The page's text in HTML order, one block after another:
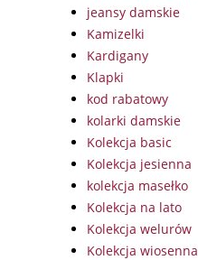
jeansy damskie
Kamizelki
Kardigany
Klapki
kod rabatowy
kolarki damskie
Kolekcja basic
Kolekcja jesienna
kolekcja masełko
Kolekcja na lato
Kolekcja welurów
Kolekcja wiosenna